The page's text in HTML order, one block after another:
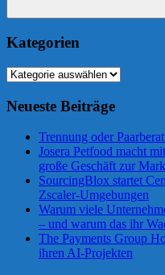
Kategorien
Kategorien
Neueste Beiträge
Trennung oder
Josera Petfood macht
große Geschäft zur
SourcingBlox startet
Zscaler-Umgebungen
Warum viele
– und warum das ihr
The Payments Group
ihren AI-Projekten